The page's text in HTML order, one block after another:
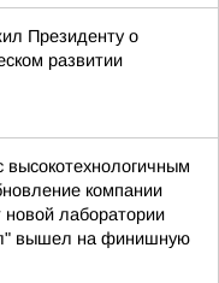
Президенту о
развитии
компании
лаборатории
вышел на финишную